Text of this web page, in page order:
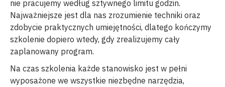
nie pracujemy według sztywnego limitu godzin.
Najważniejsze jest dla nas zrozumienie techniki oraz
zdobycie praktycznych umiejętności, dlatego kończymy
szkolenie dopiero wtedy, gdy zrealizujemy cały
zaplanowany program.
Na czas szkolenia każde stanowisko jest w pełni
wyposażone we wszystkie niezbędne narzędzia,